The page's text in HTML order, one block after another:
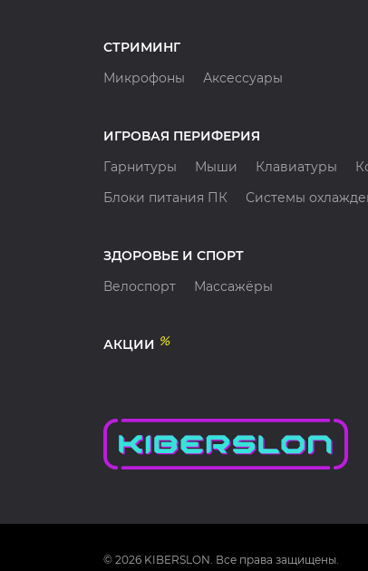
СТРИМИНГ
Микрофоны
Аксессуары
ИГРОВАЯ ПЕРИФЕРИЯ
Гарнитуры
Мыши Клавиатуры
Блоки питания ПК
Системы
ЗДОРОВЬЕ И СПОРТ
Велоспорт
Массажёры
АКЦИИ %
© 2026 KIBERSLON. Все права защищены.